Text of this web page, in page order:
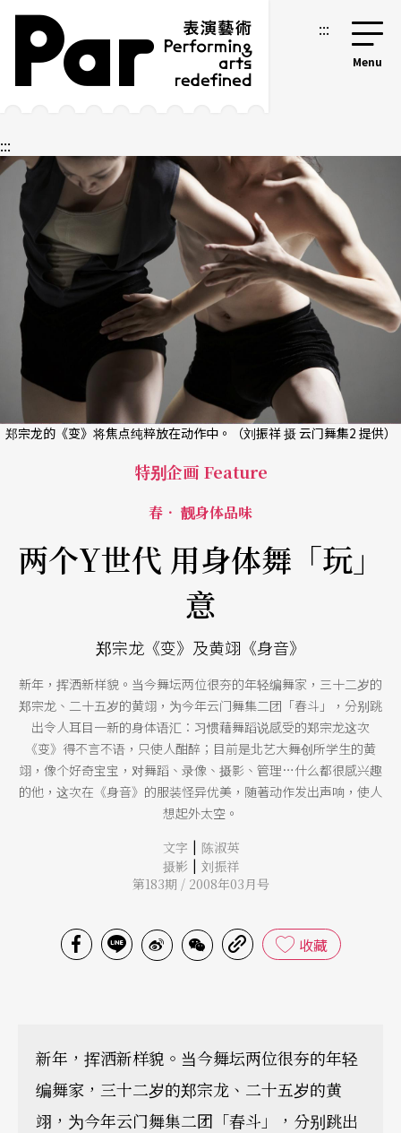
跳到主要内容区块
网站导览 :::
:::
郑宗龙的《变》将焦点纯粹放在动作中。（刘振祥 摄 云门舞集2 提供）
特别企画 Feature
春． 靓身体品味
两个Y世代 用身体舞「玩」
意
郑宗龙《变》及黄翊《身音》
新年，挥洒新样貌。当今舞坛两位很夯的年轻编舞家，三十二岁的
郑宗龙、二十五岁的黄翊，为今年云门舞集二团「春斗」，分别跳
出令人耳目一新的身体语汇：习惯藉舞蹈说感受的郑宗龙这次
《变》得不言不语，只使人酣醉；目前是北艺大舞创所学生的黄
翊，像个好奇宝宝，对舞蹈、录像、摄影、管理…什么都很感兴趣
的他，这次在《身音》的服装怪异优美，随著动作发出声响，使人
想起外太空。
文字 | 陈淑英
摄影 | 刘振祥
第183期 / 2008年03月号
收藏
新年，挥洒新样貌。当今舞坛两位很夯的年轻
编舞家，三十二岁的郑宗龙、二十五岁的黄
翊，为今年云门舞集二团「春斗」，分别跳出